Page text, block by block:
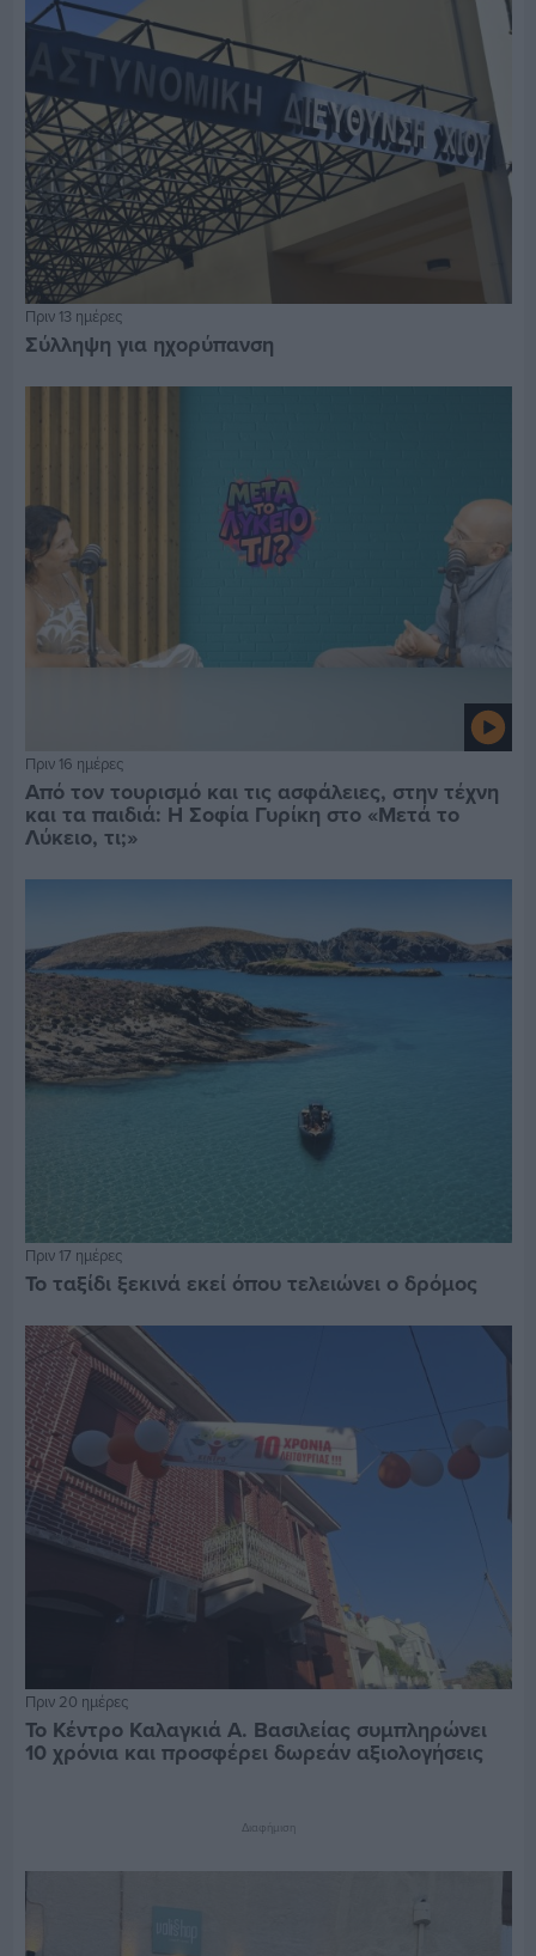
Πριν 13 ημέρες
Σύλληψη για ηχορύπανση
Πριν 16 ημέρες
Από τον τουρισμό και τις ασφάλειες, στην τέχνη
και τα παιδιά: Η Σοφία Γυρίκη στο «Μετά το
Λύκειο, τι;»
Πριν 17 ημέρες
Το ταξίδι ξεκινά εκεί όπου τελειώνει ο δρόμος
Πριν 20 ημέρες
Το Κέντρο Καλαγκιά Α. Βασιλείας συμπληρώνει
10 χρόνια και προσφέρει δωρεάν αξιολογήσεις
Διαφήμιση